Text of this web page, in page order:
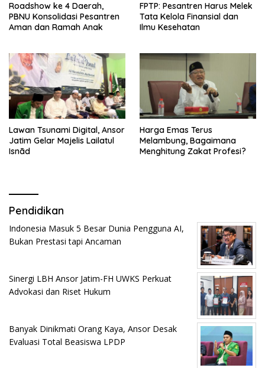
Roadshow ke 4 Daerah,
PBNU Konsolidasi Pesantren
Aman dan Ramah Anak
FPTP: Pesantren Harus Melek
Tata Kelola Finansial dan
Ilmu Kesehatan
Lawan Tsunami Digital, Ansor
Jatim Gelar Majelis Lailatul
Isnād
Harga Emas Terus
Melambung, Bagaimana
Menghitung Zakat Profesi?
Pendidikan
Indonesia Masuk 5 Besar Dunia Pengguna AI,
Bukan Prestasi tapi Ancaman
Sinergi LBH Ansor Jatim-FH UWKS Perkuat
Advokasi dan Riset Hukum
Banyak Dinikmati Orang Kaya, Ansor Desak
Evaluasi Total Beasiswa LPDP